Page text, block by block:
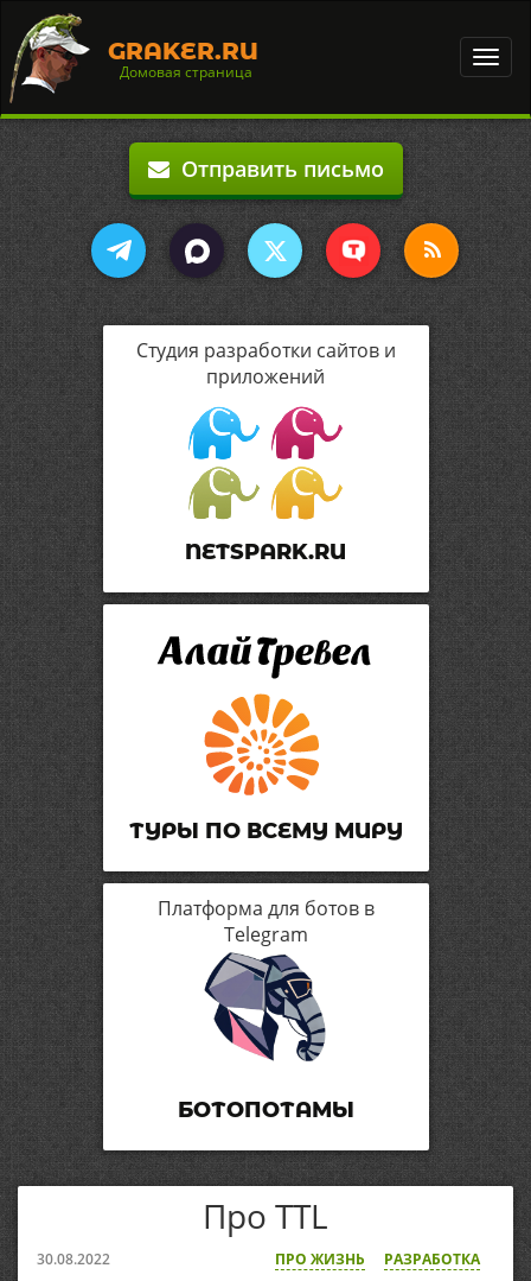
GRAKER.RU
Домовая страница
Отправить письмо
Студия разработки сайтов и
приложений
NETSPARK.RU
ТУРЫ ПО ВСЕМУ МИРУ
Платформа для ботов в
Telegram
БОТОПОТАМЫ
Про TTL
30.08.2022 ПРО ЖИЗНЬ РАЗРАБОТКА